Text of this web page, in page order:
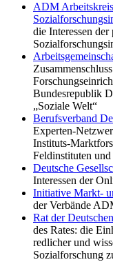
ADM
die Interessen
Bundesrepublik
„Soziale Welt“
Berufsverband
Experten-
Instituts-
Feldinstituten
Deutsche
Interessen der
Initiative Markt-
der Verbände
Rat der
des Rates: die
redlicher und
Sozialforschung